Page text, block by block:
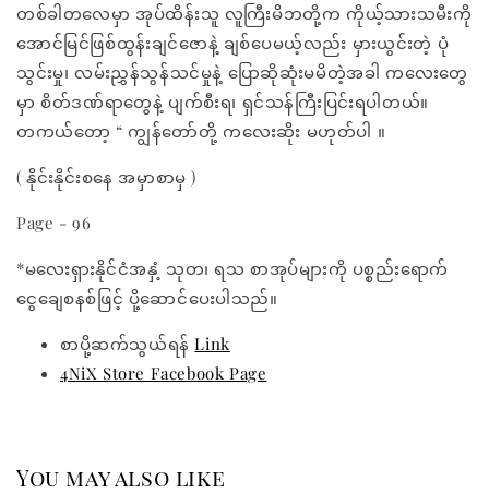
တစ်ခါတလေမှာ အုပ်ထိန်းသူ လူကြီးမိဘတို့က ကိုယ့်သားသမီးကို
အောင်မြင်ဖြစ်ထွန်းချင်ဇောနဲ့ ချစ်ပေမယ့်လည်း မှားယွင်းတဲ့ ပုံ
သွင်းမှု၊ လမ်းညွှန်သွန်သင်မှုနဲ့ ပြောဆိုဆုံးမမိတဲ့အခါ ကလေးတွေ
မှာ စိတ်ဒဏ်ရာတွေနဲ့ ပျက်စီးရ၊ ရှင်သန်ကြီးပြင်းရပါတယ်။
တကယ်တော့ “ ကျွန်‌တော်တို့ ကလေးဆိုး မဟုတ်ပါ ။
( နိုင်းနိုင်းစနေ အမှာစာမှ )
Page - 96
*မလေးရှားနိုင်ငံအနှံ့ သုတ၊ ရသ စာအုပ်များကို ပစ္စည်းရောက်
ငွေချေစနစ်ဖြင့် ပို့ဆောင်ပေးပါသည်။
စာပို့ဆက်သွယ်ရန်Link
4NiX Store Facebook Page
You may also like